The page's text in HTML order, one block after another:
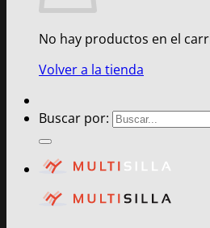
No hay productos en el
Volver a la tienda
Buscar por: